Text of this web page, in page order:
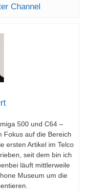
Channel
500 und C64 –
Fokus auf die Bereich
ersten Artikel im Telco
seit dem bin ich
läuft mittlerweile
Museum um die